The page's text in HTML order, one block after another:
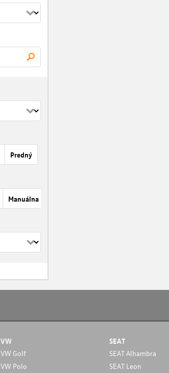
Predný
Manuálna
VW
VW Golf
VW Polo
SEAT
SEAT Alhambra
SEAT Leon